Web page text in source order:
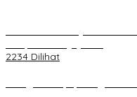
2234 Dilihat